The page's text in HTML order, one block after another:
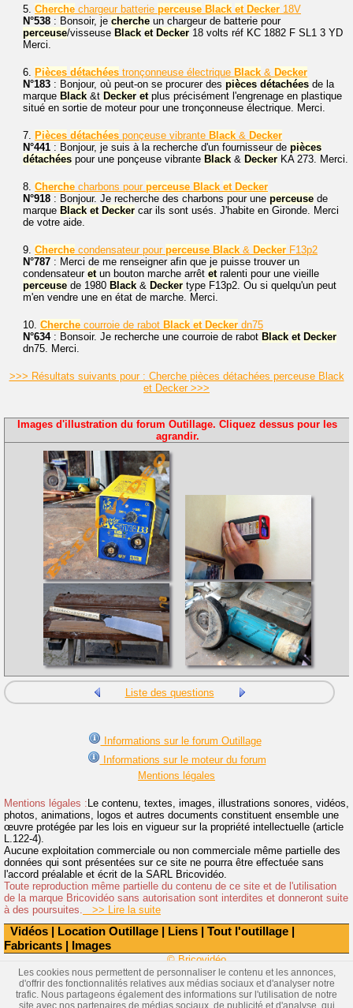
Vidéos | Location Outillage | Liens | Tout l'outillage |
Fabricants | Images
5. Cherche chargeur batterie perceuse Black et Decker 18V
N°538 : Bonsoir, je cherche un chargeur de batterie pour
perceuse/visseuse Black et Decker 18 volts réf KC 1882 F SL1 3 YD
Merci.
6. Pièces détachées tronçonneuse électrique Black & Decker
N°183 : Bonjour, où peut-on se procurer des pièces détachées de la
marque Black &t Decker etplus précisément l'engrenage en plastique
situé en sortie de moteur pour une tronçonneuse électrique. Merci.
7. Pièces détachées ponçeuse vibrante Black & Decker
N°441 : Bonjour, je suis à la recherche d'un fournisseur de pièces
détachées pour une ponçeuse vibrante Black & Decker KA 273. Merci.
8. Cherche charbons pour perceuse Black et Decker
N°918 : Bonjour. Je recherche des charbons pour une perceuse de
marque Black et Decker car ils sont usés. J'habite en Gironde. Merci
de votre aide.
9. Cherche condensateur pour perceuse Black & Decker F13p2
N°787 : Merci de me renseigner afin que je puisse trouver un
condensateur etun bouton marche arrêt etralenti pour une vieille
perceuse de 1980 Black & Decker type F13p2. Ou si quelqu'un peut
m'en vendre une en état de marche. Merci.
10. Cherche courroie de rabot Black et Decker dn75
N°634: Bonsoir. Je recherche une courroie de rabot Black et Decker
dn75. Merci.
>>> Résultats suivants pour : Cherche pièces détachées perceuse Black
et Decker >>>
Images d'illustration du forum Outillage. Cliquez dessus pour les
agrandir.
Liste des questions
Informations sur le forum Outillage
Informations sur le moteur du forum
Mentions légales
Mentions légales : Le contenu, textes, images, illustrations sonores, vidéos,
photos, animations, logos et autres documents constituent ensemble une
œuvre protégée par les lois en vigueur sur la propriété intellectuelle (article
L.122-4).
Aucune exploitation commerciale ou non commerciale même partielle des
données qui sont présentées sur ce site ne pourra être effectuée sans
l'accord préalable et écrit de la SARL Bricovidéo.
Toute reproduction même partielle du contenu de ce site et de l'utilisation
de la marque Bricovidéo sans autorisation sont interdites et donneront suite
à des poursuites. >> Lire la suite
© Bricovidéo
Les cookies nous permettent de personnaliser le contenu et les annonces,
d'offrir des fonctionnalités relatives aux médias sociaux et d'analyser notre
trafic. Nous partageons également des informations sur l'utilisation de notre
site avec nos partenaires de médias sociaux, de publicité et d'analyse, qui